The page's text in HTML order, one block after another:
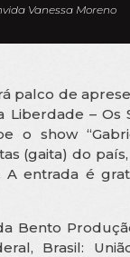
Vanessa Moreno
palco de
– Os
show
(gaita) do
A entrada é
Bento
Brasil: